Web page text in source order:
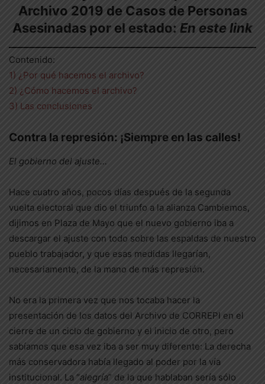
Archivo 2019 de Casos de Personas
Asesinadas por el estado: En este link
Contenido:
1) ¿Por qué hacemos el archivo?
2) ¿Cómo hacemos el archivo?
3) Las conclusiones
Contra la represión: ¡Siempre en las calles!
El gobierno del ajuste…
Hace cuatro años, pocos días después de la segunda
vuelta electoral que dio el triunfo a la alianza Cambiemos,
dijimos en Plaza de Mayo que el nuevo gobierno iba a
descargar el ajuste con todo sobre las espaldas de nuestro
pueblo trabajador, y que esas medidas llegarían,
necesariamente, de la mano de más represión.
No era la primera vez que nos tocaba hacer la
presentación de los datos del Archivo de CORREPI en el
cierre de un ciclo de gobierno y el inicio de otro, pero
sabíamos que esa vez iba a ser muy diferente: La derecha
más conservadora había llegado al poder por la vía
institucional. La “alegría” de la que hablaban sería sólo